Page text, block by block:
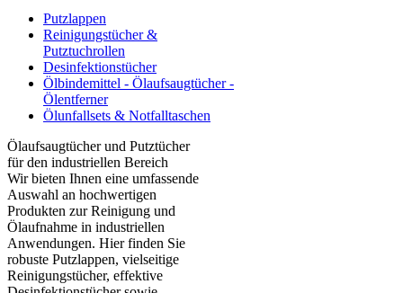
Putzlappen
Reinigungstücher &
Putztuchrollen
Desinfektionstücher
Ölbindemittel - Ölaufsaugtücher -
Ölentferner
Ölunfallsets & Notfalltaschen
Ölaufsaugtücher und Putztücher
für den industriellen Bereich
Wir bieten Ihnen eine umfassende
Auswahl an hochwertigen
Produkten zur Reinigung und
Ölaufnahme in industriellen
Anwendungen. Hier finden Sie
robuste Putzlappen, vielseitige
Reinigungstücher, effektive